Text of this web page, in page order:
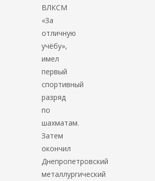
ВЛКСМ
«За
отличную
учёбу»,
имел
первый
спортивный
разряд
по
шахматам.
Затем
окончил
Днепропетровский
металлургический